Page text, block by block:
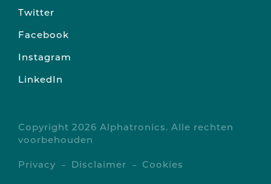
Twitter
Facebook
Instagram
LinkedIn
Copyright 2026 Alphatronics. Alle rechten
voorbehouden
Privacy Disclaimer Cookies